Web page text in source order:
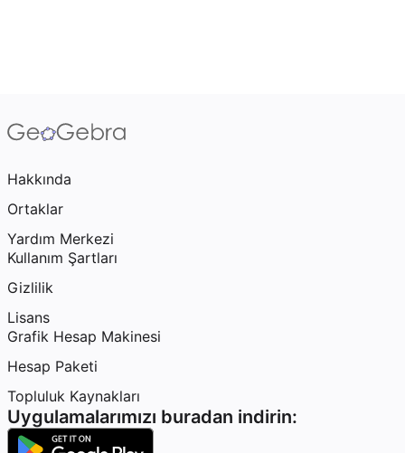
Hakkında
Ortaklar
Yardım Merkezi
Kullanım Şartları
Gizlilik
Lisans
Grafik Hesap Makinesi
Hesap Paketi
Topluluk Kaynakları
Uygulamalarımızı buradan indirin: